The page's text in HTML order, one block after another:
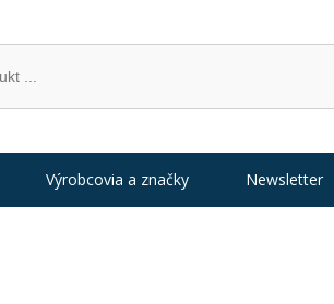
Výrobcovia a značky Newsletter